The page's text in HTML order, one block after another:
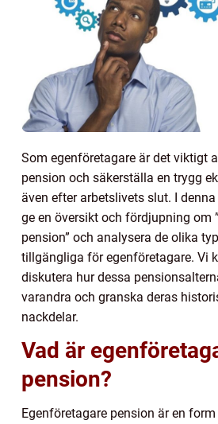
Som egenföretagare är det viktigt
pension och säkerställa en trygg
även efter arbetslivets slut. I
ge en översikt och fördjupning om
pension” och analysera de olika
tillgängliga för egenföretagare. Vi
diskutera hur dessa
varandra och granska deras
nackdelar.
Vad är
pension?
Egenföretagare pension är en